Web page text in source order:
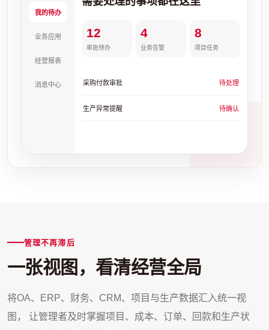
我的待办
业务应用
经营报表
消息中心
12
审批待办
4
业务告警
8
项目任务
采购付款审批 待处理
生产异常提醒 待确认
管理不再滞后
一张视图，看清经营全局
将OA、ERP、财务、CRM、项目与生产数据汇入统一视
图， 让管理者及时掌握项目、成本、订单、回款和生产状